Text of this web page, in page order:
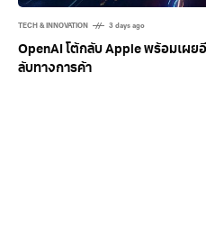
TECH & INNOVATION 3 days ago
OpenAI โต้กลับ Apple พร้อมเผย
ลับทางการค้า